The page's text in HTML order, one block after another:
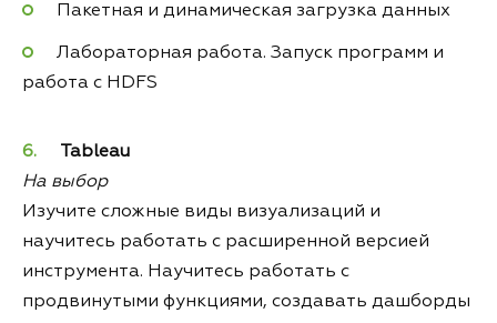
Пакетная и динамическая загрузка данных
Лабораторная работа. Запуск программ и
работа с HDFS
Tableau
На выбор
Изучите сложные виды визуализаций и
научитесь работать с расширенной версией
инструмента. Научитесь работать с
продвинутыми функциями, создавать дашборды